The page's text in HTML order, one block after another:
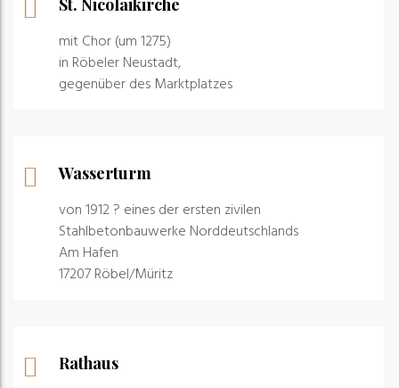
St. Nicolaikirche
mit Chor (um 1275)
in Röbeler Neustadt,
gegenüber des Marktplatzes
Wasserturm
von 1912 ? eines der ersten zivilen
Stahlbetonbauwerke Norddeutschlands
Am Hafen
17207 Röbel/Müritz
Rathaus